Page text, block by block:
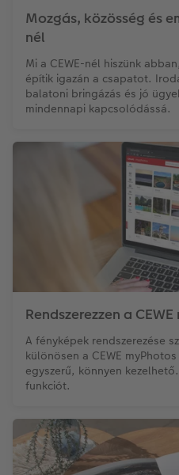
CEWE
Kiegészítők
CEWE
Mozgás, közösség és
nél
Mi a CEWE-nél hiszünk
építik igazán a csapatot.
balatoni bringázás és jó
mindennapi kapcsolódássá.
Rendszerezzen a
A fényképek rendszerezése
különösen a CEWE
egyszerű, könnyen
funkciót.